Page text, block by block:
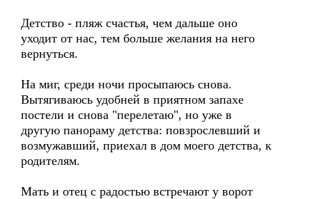
Детство - пляж счастья, чем дальше оно
уходит от нас, тем больше желания на него
вернуться.
На миг, среди ночи просыпаюсь снова.
Вытягиваюсь удобней в приятном запахе
постели и снова "перелетаю", но уже в
другую панораму детства: повзрослевший и
возмужавший, приехал в дом моего детства, к
родителям.
Мать и отец с радостью встречают у ворот